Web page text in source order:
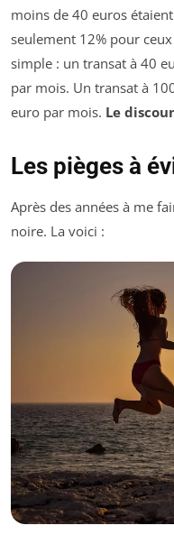
moins de 40 euros
seulement 12% pour
simple : un transat à 40
par mois. Un transat à
euro par mois. Le
Les pièges à
Après des années à me
noire. La voici :